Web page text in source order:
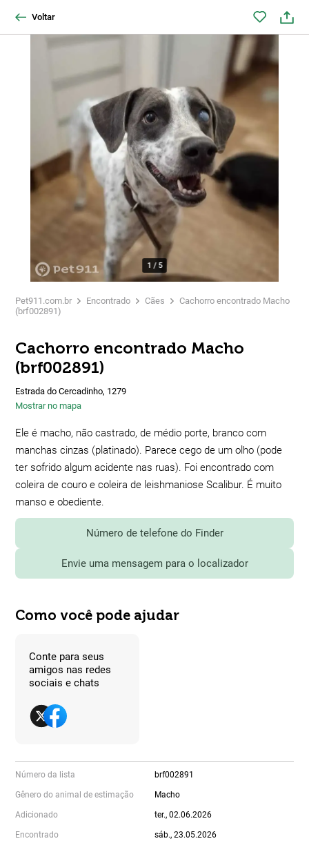
Voltar
1 / 5
Pet911.com.br Encontrado Cães
Cachorro encontrado Macho
(brf002891)
Cachorro encontrado Macho
(brf002891)
Estrada do Cercadinho, 1279
Mostrar no mapa
Ele é macho, não castrado, de médio porte, branco com
manchas cinzas (platinado). Parece cego de um olho (pode
ter sofrido algum acidente nas ruas). Foi encontrado com
coleira de couro e coleira de leishmaniose Scalibur. É muito
manso e obediente.
Número de telefone do Finder
Envie uma mensagem para o localizador
Como você pode ajudar
Conte para seus
amigos nas redes
sociais e chats
Número da lista brf002891
Gênero do animal de estimação Macho
Adicionado ter., 02.06.2026
Encontrado sáb., 23.05.2026